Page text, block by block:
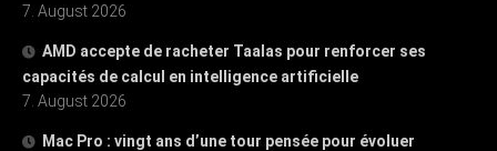
7. August 2026
AMD accepte de racheter Taalas pour renforcer ses
capacités de calcul en intelligence artificielle
7. August 2026
Mac Pro : vingt ans d’une tour pensée pour évoluer